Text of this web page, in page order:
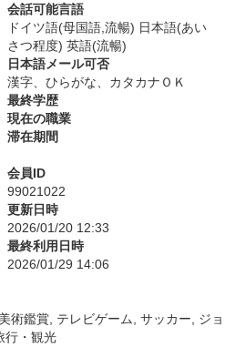
会話可能言語
ドイツ語(母国語,流暢) 日本語(あい
さつ程度) 英語(流暢)
日本語メール可否
漢字、ひらがな、カタカナＯＫ
最終学歴
現在の職業
滞在期間
会員ID
99021022
更新日時
2026/01/20 12:33
最終利用日時
2026/01/29 14:06
術鑑賞, テレビゲーム, サッカー, ジョ
行・観光